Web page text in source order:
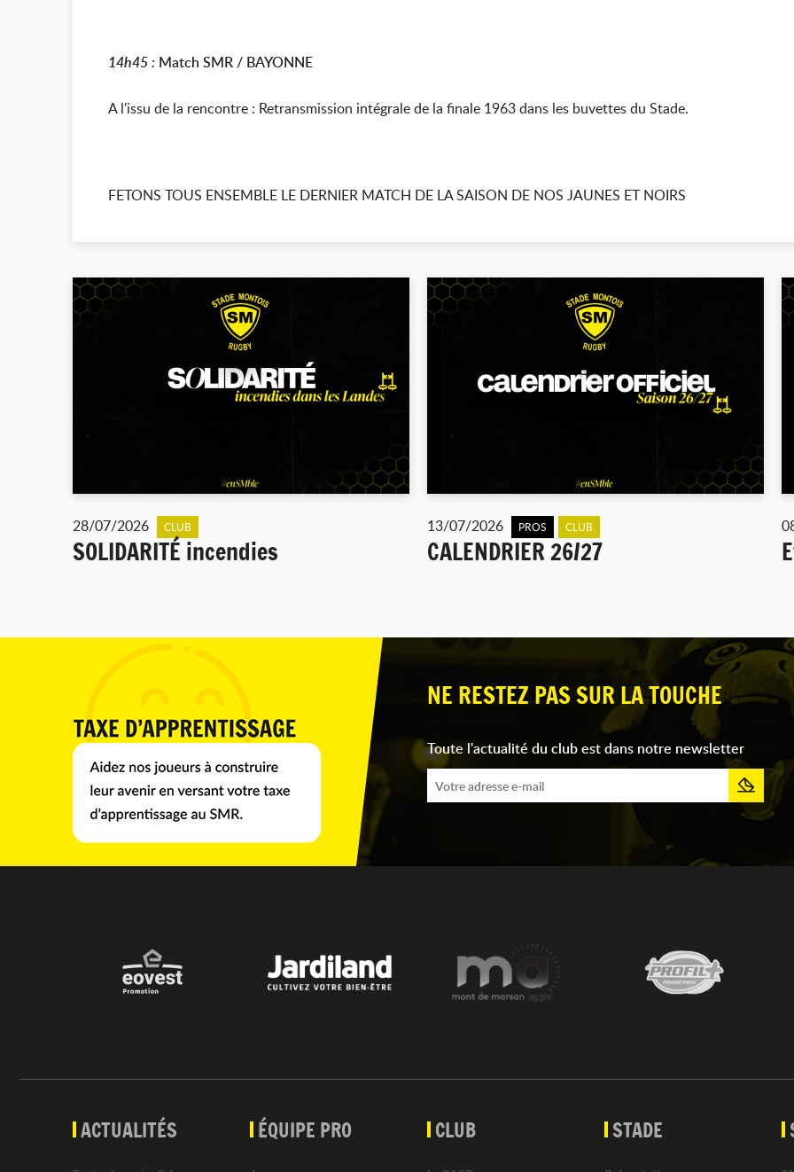
14h45 : Match SMR / BAYONNE
A l'issu de la rencontre : Retransmission intégrale de la finale 1963 dans les buvettes du Stade.
FETONS TOUS ENSEMBLE LE DERNIER MATCH DE LA SAISON DE NOS JAUNES ET NOIRS
28/07/2026 CLUB
SOLIDARITÉ incendies
13/07/2026 PROS CLUB
CALENDRIER 26/27
NE RESTEZ PAS SUR LA TOUCHE
Toute l'actualité du club est dans notre newsletter
ACTUALITÉS ÉQUIPE PRO CLUB STADE